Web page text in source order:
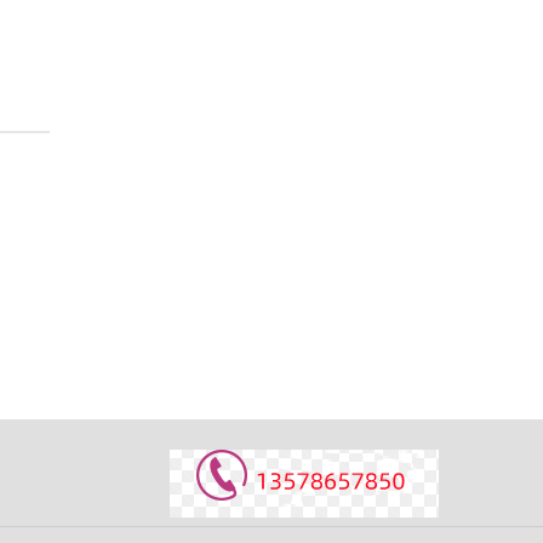
1.分封制和宗法制 【错